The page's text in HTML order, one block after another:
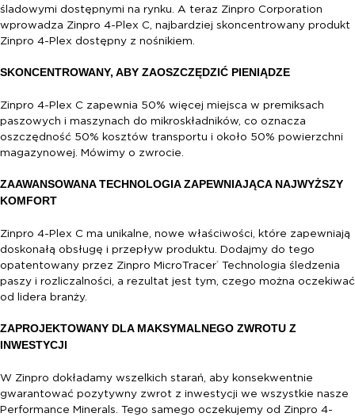
śladowymi dostępnymi na rynku. A teraz Zinpro Corporation
wprowadza Zinpro 4-Plex C, najbardziej skoncentrowany produkt
Zinpro 4-Plex dostępny z nośnikiem.
SKONCENTROWANY, ABY ZAOSZCZĘDZIĆ PIENIĄDZE
Zinpro 4-Plex C zapewnia 50% więcej miejsca w premiksach
paszowych i maszynach do mikroskładników, co oznacza
oszczędność 50% kosztów transportu i około 50% powierzchni
magazynowej. Mówimy o zwrocie.
ZAAWANSOWANA TECHNOLOGIA ZAPEWNIAJĄCA NAJWYŻSZY
KOMFORT
Zinpro 4-Plex C ma unikalne, nowe właściwości, które zapewniają
doskonałą obsługę i przepływ produktu. Dodajmy do tego
opatentowany przez Zinpro MicroTracer® Technologia śledzenia
paszy i rozliczalności, a rezultat jest tym, czego można oczekiwać
od lidera branży.
ZAPROJEKTOWANY DLA MAKSYMALNEGO ZWROTU Z
INWESTYCJI
W Zinpro dokładamy wszelkich starań, aby konsekwentnie
gwarantować pozytywny zwrot z inwestycji we wszystkie nasze
Performance Minerals. Tego samego oczekujemy od Zinpro 4-